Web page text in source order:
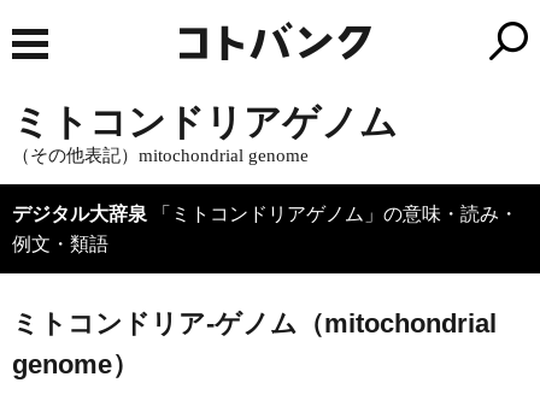
ミトコンドリアゲノム
（その他表記）mitochondrial genome
デジタル大辞泉 「ミトコンドリアゲノム」の意味・読み・
例文・類語
ミトコンドリア‐ゲノム（mitochondrial
genome）